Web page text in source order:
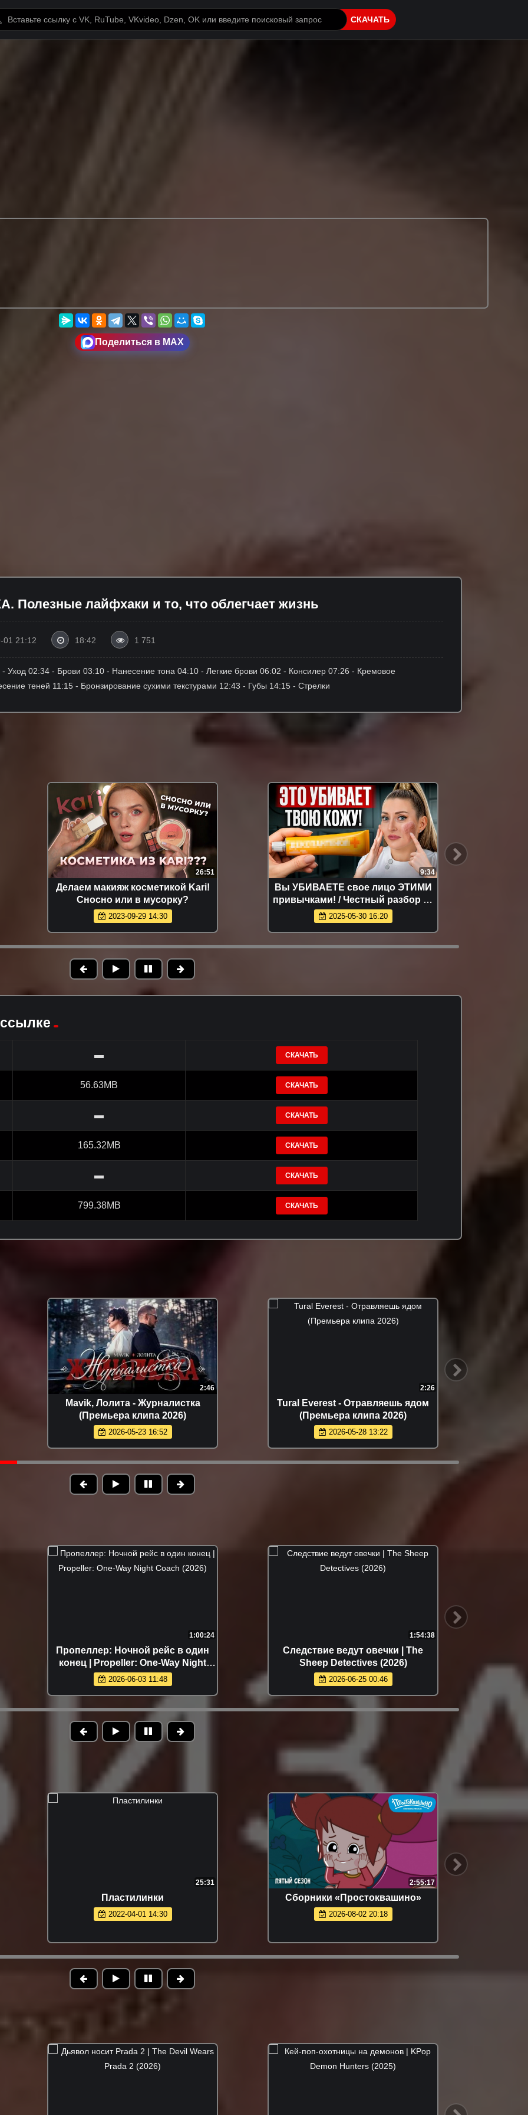
СКАЧАТЬ
Поделиться в MAX
лайфхаки и то, что облегчает жизнь
01 21:12 18:42 1 751
Уход 02:34 - Брови 03:10 - Нанесение тона 04:10 - Легкие брови 06:02 - Консилер 07:26 - Кремовое
теней 11:15 - Бронзирование сухими текстурами 12:43 - Губы 14:15 - Стрелки
26:51
Делаем макияж косметикой Kari!
Сносно или в мусорку?
2023-09-29 14:30
9:34
Вы УБИВАЕТЕ свое лицо ЭТИМИ
привычками! / Честный разбор 19
ОПАСНЫХ бьюти- советов из
интернета
2025-05-30 16:20
▬ СКАЧАТЬ
56.63MB СКАЧАТЬ
▬ СКАЧАТЬ
165.32MB СКАЧАТЬ
▬ СКАЧАТЬ
799.38MB СКАЧАТЬ
3:24
Ислам Итляшев - Мужское сердце
(Премьера клипа 2026)
2026-05-15 09:58
2:14
Руслан Добрый - Итальянка
(Премьера клипа 2026)
2026-05-24 15:19
1:00:24
Пропеллер: Ночной рейс в один
конец | Propeller: One-Way Night
Coach (2026)
2026-06-03 11:48
1:54:38
Следствие ведут овечки | The
Sheep Detectives (2026)
2026-06-25 00:46
25:31
Пластилинки
2022-04-01 14:30
2:55:17
Сборники «Простоквашино»
2026-08-02 20:18